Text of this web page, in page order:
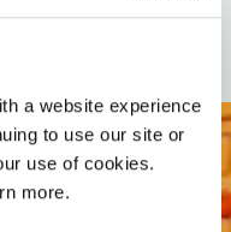
a website experience
to use our site or
use of cookies.
more.